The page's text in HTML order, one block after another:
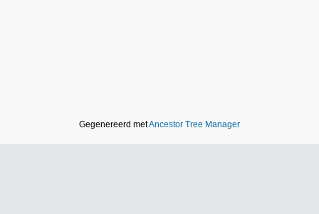
Gegenereerd metAncestor Tree Manager